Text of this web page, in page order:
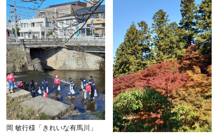
ホール 展示室 控室・
岡 敏行様「きれいな有馬川」